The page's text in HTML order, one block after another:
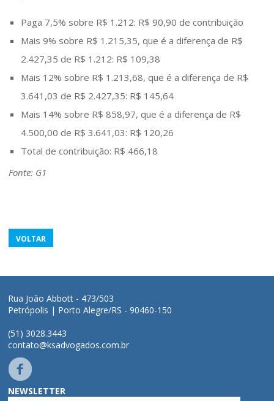
Paga 7,5% sobre R$ 1.212: R$ 90,90 de contribuição
Mais 9% sobre R$ 1.215,35, que é a diferença de R$
2.427,35 de R$ 1.212: R$ 109,38
Mais 12% sobre R$ 1.213,68, que é a diferença de R$
3.641,03 de R$ 2.427,35: R$ 145,64
Mais 14% sobre R$ 858,97, que é a diferença de R$
4.500,00 de R$ 3.641,03: R$ 120,26
Total de contribuição: R$ 466,18
Fonte: G1
VOLTAR
Rua João Abbott - 473/503
Petrópolis | Porto Alegre/RS - 90460-150
(51) 3028.3443
contato@ksadvogados.com.br
NEWSLETTER